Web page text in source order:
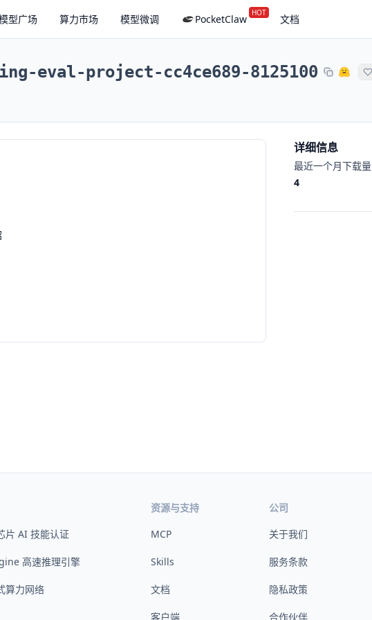
型广场 算力市场 模型微调 PocketClaw HOT 文档
eval-project-cc4ce689-8125100
详细信息
最近一个月下载量
4
片 AI 技能认证
高速推理引擎
算力网络
资源与支持
MCP
Skills
文档
客户端
公司
关于我们
服务条款
隐私政策
合作伙伴